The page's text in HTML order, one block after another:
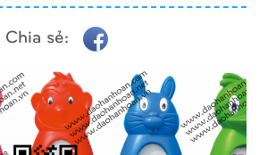
Chia sẻ: